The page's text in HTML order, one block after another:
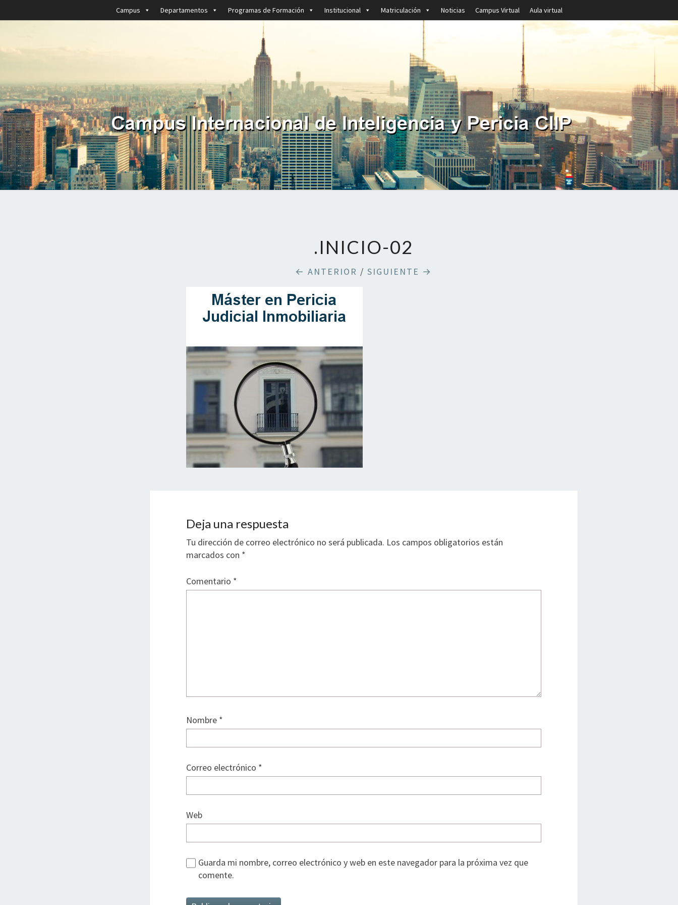
Campus Departamentos Programas de Formación Institucional Matriculación Noticias Campus Virtual Aula virtual
.INICIO-02
← ANTERIOR /SIGUIENTE →
Deja una respuesta
Tu dirección de correo electrónico no será publicada. Los campos obligatorios están
marcados con *
Comentario *
Nombre *
Correo electrónico *
Web
Guarda mi nombre, correo electrónico y web en este navegador para la próxima vez que
comente.